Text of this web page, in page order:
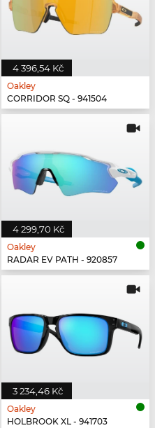
4 396,54 Kč
Oakley
CORRIDOR SQ - 941504
4 299,70 Kč
Oakley
RADAR EV PATH - 920857
3 234,46 Kč
Oakley
HOLBROOK XL - 941703